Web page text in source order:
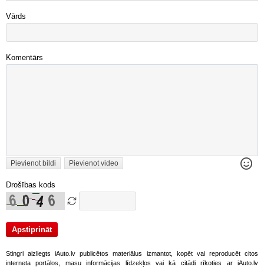
Vārds
Komentārs
Pievienot bildi Pievienot video
Drošības kods
Stingri aizliegts iAuto.lv publicētos materiālus izmantot, kopēt vai reproducēt citos
interneta portālos, masu informācijas līdzekļos vai kā citādi rīkoties ar iAuto.lv